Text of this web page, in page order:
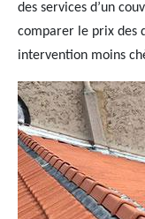
des services d’un
comparer le prix des
intervention moins